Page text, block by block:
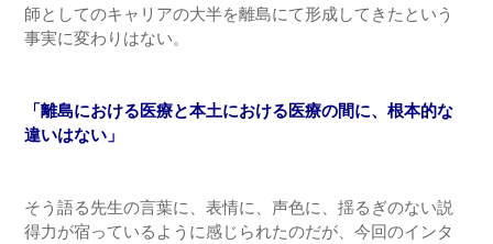
師としてのキャリアの大半を離島にて形成してきたという
事実に変わりはない。
「離島における医療と本土における医療の間に、根本的な
違いはない」
そう語る先生の言葉に、表情に、声色に、揺るぎのない説
得力が宿っているように感じられたのだが、今回のインタ